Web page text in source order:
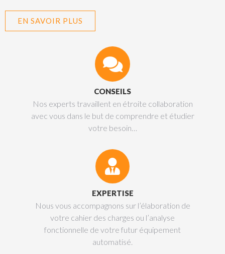
EN SAVOIR PLUS
CONSEILS
Nos experts travaillent en étroite collaboration
avec vous dans le but de comprendre et étudier
votre besoin…
EXPERTISE
Nous vous accompagnons sur l’élaboration de
votre cahier des charges ou l’analyse
fonctionnelle de votre futur équipement
automatisé.